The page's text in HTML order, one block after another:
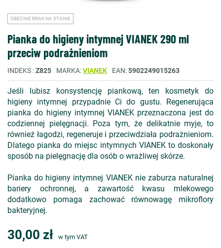
OBECNIE BRAK NA STANIE
Pianka do higieny intymnej VIANEK 290 ml
przeciw podrażnieniom
INDEKS Z825 MARKA VIANEK EAN 5902249015263
Jeśli lubisz konsystencję piankową, ten kosmetyk do
higieny intymnej przypadnie Ci do gustu. Regenerująca
pianka do higieny intymnej VIANEK przeznaczona jest do
codziennej pielęgnacji. Poza tym, że delikatnie myje, to
również łagodzi, regeneruje i przeciwdziała podrażnieniom.
Dlatego pianka do miejsc intymnych VIANEK to doskonały
sposób na pielęgnację dla osób o wrażliwej skórze.
Pianka do higieny intymnej VIANEK nie zaburza naturalnej
bariery ochronnej, a zawartość kwasu mlekowego
dodatkowo pomaga zachować równowagę mikroflory
bakteryjnej.
30,00 zł w tym VAT